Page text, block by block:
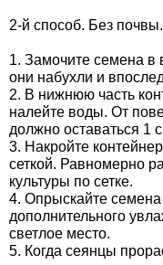
2-й способ. Без почвы.
1. Замочите семена в
они набухли и
2. В нижнюю часть
налейте воды. От
должно оставаться 1
3. Накройте
сеткой. Равномерно
культуры по сетке.
4. Опрыскайте семена
дополнительного
светлое место.
5. Когда сеянцы